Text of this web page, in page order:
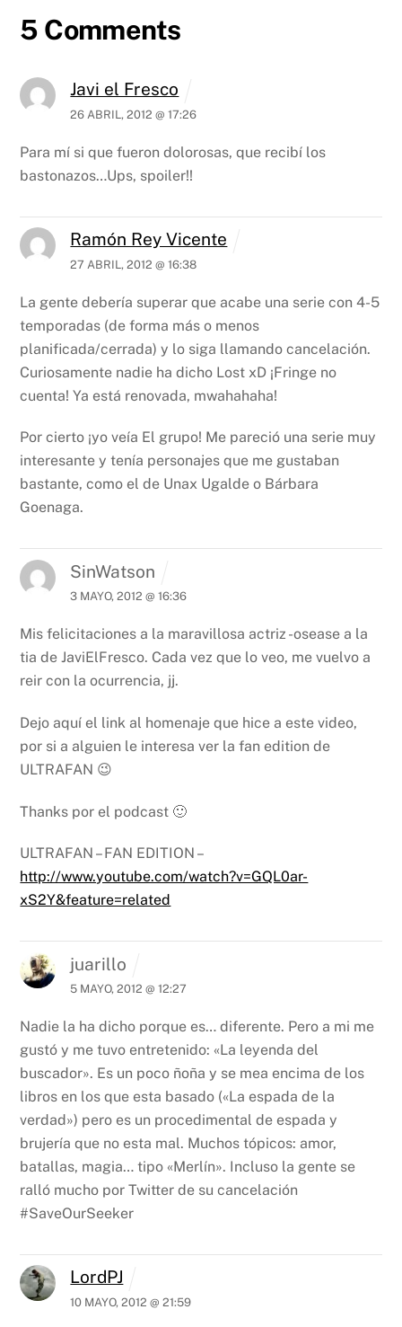
5 Comments
Javi el Fresco
26 ABRIL, 2012 @ 17:26
Para mí si que fueron dolorosas, que recibí los
bastonazos…Ups, spoiler!!
Ramón Rey Vicente
27 ABRIL, 2012 @ 16:38
La gente debería superar que acabe una serie con 4-5
temporadas (de forma más o menos
planificada/cerrada) y lo siga llamando cancelación.
Curiosamente nadie ha dicho Lost xD ¡Fringe no
cuenta! Ya está renovada, mwahahaha!
Por cierto ¡yo veía El grupo! Me pareció una serie muy
interesante y tenía personajes que me gustaban
bastante, como el de Unax Ugalde o Bárbara
Goenaga.
SinWatson
3 MAYO, 2012 @ 16:36
Mis felicitaciones a la maravillosa actriz -osease a la
tia de JaviElFresco. Cada vez que lo veo, me vuelvo a
reir con la ocurrencia, jj.
Dejo aquí el link al homenaje que hice a este video,
por si a alguien le interesa ver la fan edition de
ULTRAFAN 😉
Thanks por el podcast 🙂
ULTRAFAN – FAN EDITION –
http://www.youtube.com/watch?v=GQL0ar-
xS2Y&feature=related
juarillo
5 MAYO, 2012 @ 12:27
Nadie la ha dicho porque es… diferente. Pero a mi me
gustó y me tuvo entretenido: «La leyenda del
buscador». Es un poco ñoña y se mea encima de los
libros en los que esta basado («La espada de la
verdad») pero es un procedimental de espada y
brujería que no esta mal. Muchos tópicos: amor,
batallas, magia… tipo «Merlín». Incluso la gente se
ralló mucho por Twitter de su cancelación
#SaveOurSeeker
LordPJ
10 MAYO, 2012 @ 21:59